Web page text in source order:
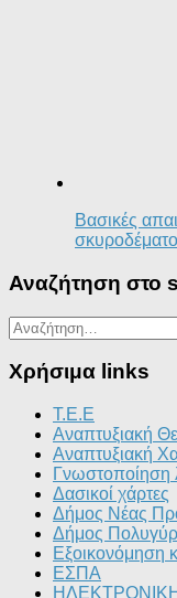
Βασικές
Αναζήτηση στο
Αναζήτηση
για:
Χρήσιμα links
T.E.E
Αναπτυξιακή
Αναπτυξιακή
Γνωστοποίηση
Δασικοί χάρτες
Δήμος Νέας
Δήμος
Εξοικονόμηση
ΕΣΠΑ